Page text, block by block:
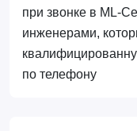
при звонке в ML-
инженерами,
по телефону